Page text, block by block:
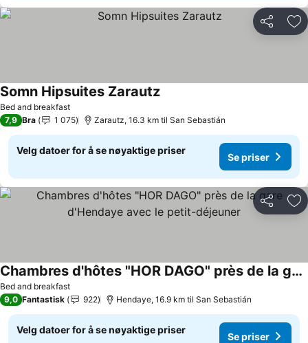
Del
Bed and breakfast
Somn Hipsuites ZarautzSe priser
7,9 Bra 1 075 Zarautz, 16.3 km til San Sebastián
Velg datoer for å se nøyaktige priser
Se priser
Del
Bed and breakfast
Chambres d'hôtes "HOR DAGO" près de la gare d'Hendaye avec le petit-déjeuner
Se priser
9,0 Fantastisk 922 Hendaye, 16.9 km til San Sebastián
Velg datoer for å se nøyaktige priser
Se priser